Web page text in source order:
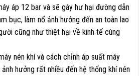
áp 12 bar và sẽ gây hư hại đường dẫn
bục, làm nổ ảnh hưởng đến an toàn lao
cũng như thiệt hại về kinh tế cùng
nén khí và cách chỉnh áp suất máy
hưởng rất nhiều đến hệ thống khí nén